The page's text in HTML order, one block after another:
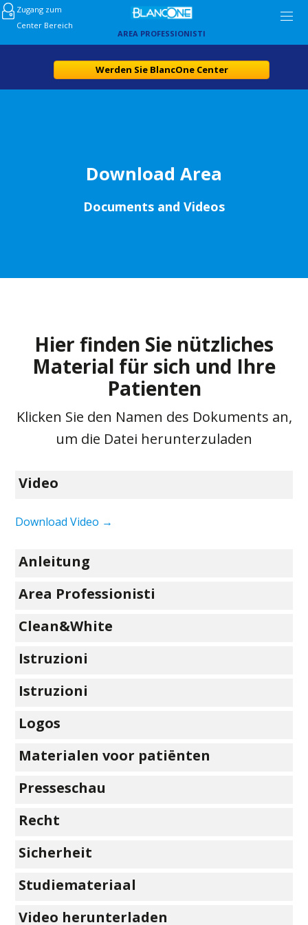
Zugang zum
Center Bereich
AREA PROFESSIONISTI
Werden Sie BlancOne Center
Download Area
Documents and Videos
Hier finden Sie nützliches
Material für sich und Ihre
Patienten
Klicken Sie den Namen des Dokuments an,
um die Datei herunterzuladen
Video
Download Video →
Anleitung
Area Professionisti
Clean&White
Istruzioni
Istruzioni
Logos
Materialen voor patiënten
Presseschau
Recht
Sicherheit
Studiemateriaal
Video herunterladen